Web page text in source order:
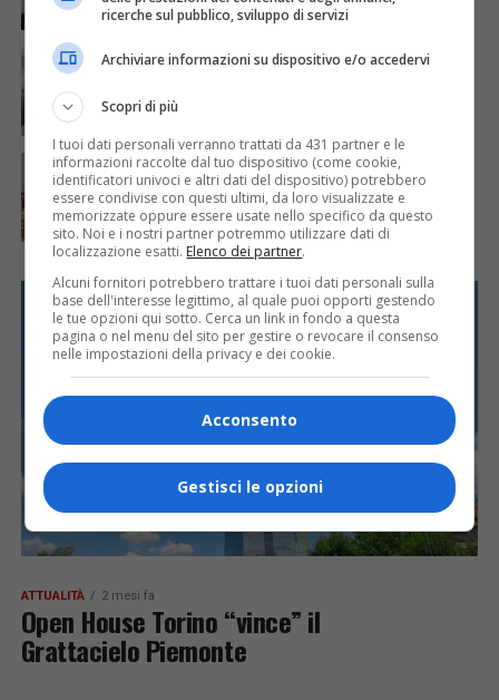
ATTUALITÀ 2 mesi fa
Da giugno all’ospedale di Vercelli è possibile
ATTUALITÀ 2 mesi fa
Grande successo in Biblioteca per la “Due
Giorni” dedicati alla mostra delle rose antiche
ATTUALITÀ 2 mesi fa
Open House Torino “vince” il
Grattacielo Piemonte
ricerche sul pubblico, sviluppo di servizi
Archiviare informazioni su dispositivo e/o accedervi
Scopri di più
I tuoi dati personali verranno trattati da 431 partner e le
informazioni raccolte dal tuo dispositivo (come cookie,
identificatori univoci e altri dati del dispositivo) potrebbero
essere condivise con questi ultimi, da loro visualizzate e
memorizzate oppure essere usate nello specifico da questo
sito. Noi e i nostri partner potremmo utilizzare dati di
localizzazione esatti. Elenco dei partner.
Alcuni fornitori potrebbero trattare i tuoi dati personali sulla
base dell'interesse legittimo, al quale puoi opporti gestendo
le tue opzioni qui sotto. Cerca un link in fondo a questa
pagina o nel menu del sito per gestire o revocare il consenso
nelle impostazioni della privacy e dei cookie.
Acconsento
Gestisci le opzioni